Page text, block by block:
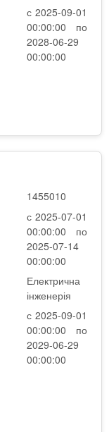
с 2025-09-01
00:00:00 по
2028-06-29
00:00:00
1455010
с 2025-07-01
00:00:00 по
2025-07-14
00:00:00
Електрична
інженерія
с 2025-09-01
00:00:00 по
2029-06-29
00:00:00